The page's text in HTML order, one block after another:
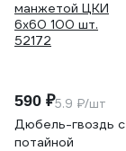
590 ₽5.9 ₽/шт
Дюбель-гвоздь с
потайной